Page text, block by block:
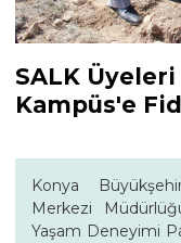
SALK
Kampüs'e
Konya
Merkezi
Yaşam Deneyimi